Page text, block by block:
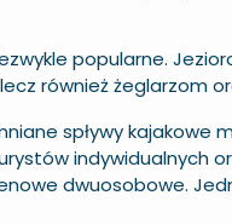
popularne.
również żeglarzom
spływy kajakowe
indywidualnych
dwuosobowe.